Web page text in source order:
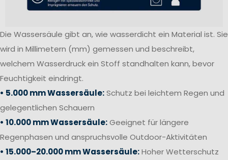
Die Wassersäule gibt an, wie wasserdicht ein Material ist. Sie
wird in Millimetern (mm) gemessen und beschreibt,
welchem Wasserdruck ein Stoff standhalten kann, bevor
Feuchtigkeit eindringt.
• 5.000 mm Wassersäule:Schutz bei leichtem Regen und
gelegentlichen Schauern
• 10.000 mm Wassersäule:Geeignet für längere
Regenphasen und anspruchsvolle Outdoor-Aktivitäten
• 15.000–20.000 mm Wassersäule:Hoher Wetterschutz